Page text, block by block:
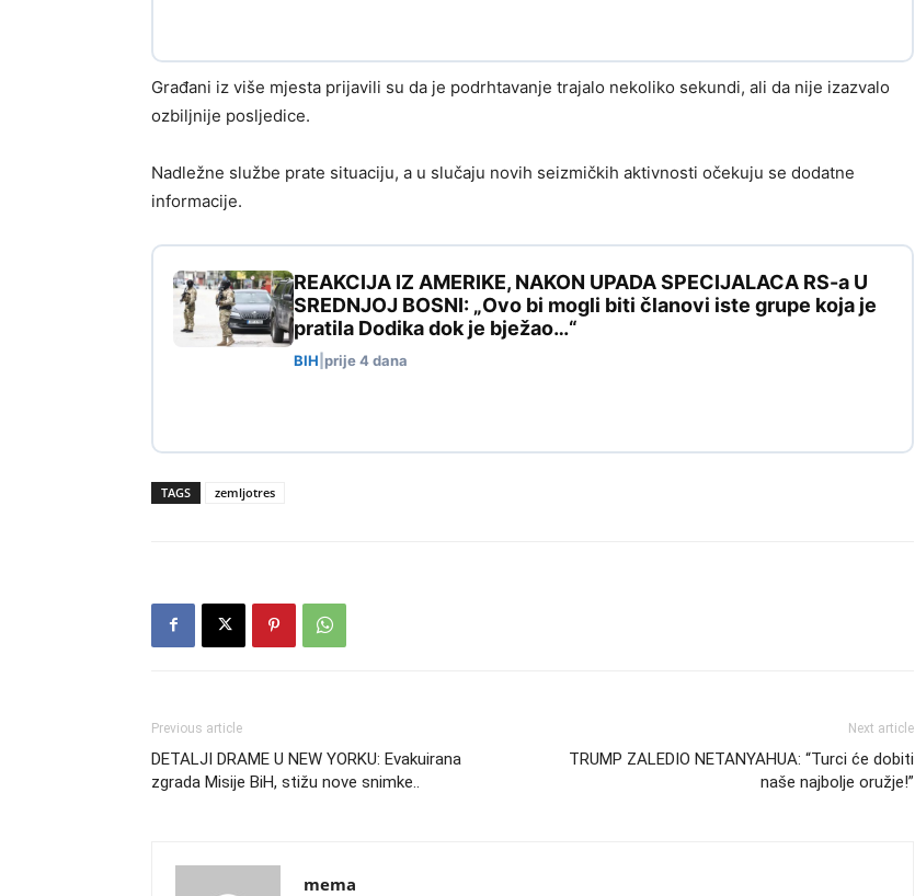
Građani iz više mjesta prijavili su da je podrhtavanje trajalo nekoliko sekundi, ali da nije izazvalo
ozbiljnije posljedice.
Nadležne službe prate situaciju, a u slučaju novih seizmičkih aktivnosti očekuju se dodatne
informacije.
REAKCIJA IZ AMERIKE, NAKON UPADA SPECIJALACA RS-a U
SREDNJOJ BOSNI: „Ovo bi mogli biti članovi iste grupe koja je
pratila Dodika dok je bježao…“
BIH prije 4 dana
TAGS zemljotres
Previous article
DETALJI DRAME U NEW YORKU: Evakuirana
zgrada Misije BiH, stižu nove snimke..
Next article
TRUMP ZALEDIO NETANYAHUA: “Turci će dobiti
naše najbolje oružje!”
mema